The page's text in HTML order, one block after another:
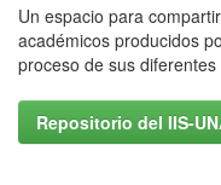
Un espacio para
académicos producidos
proceso de sus
Repositorio del IIS-